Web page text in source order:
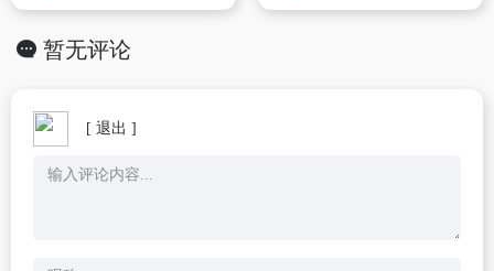
暂无评论
[ 退出 ]